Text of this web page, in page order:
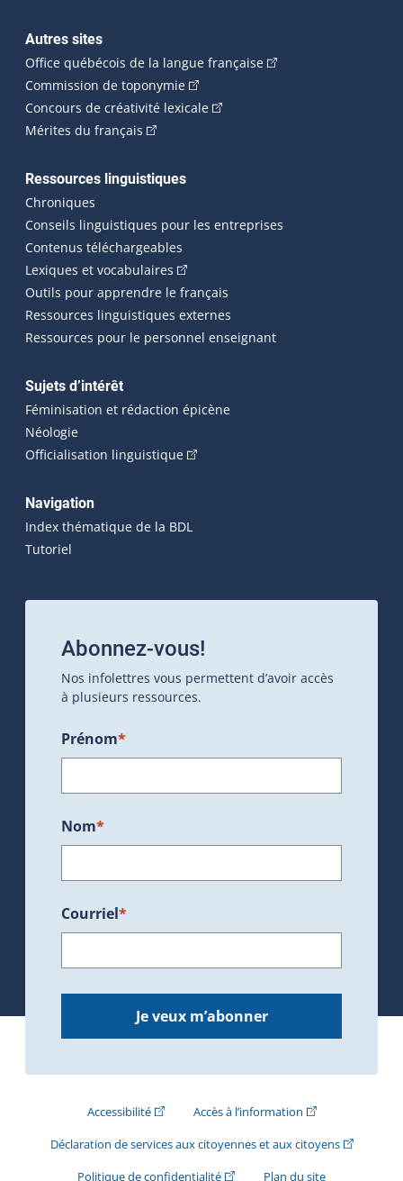
Autres sites
Office québécois de la langue française(Cet hyperlien
Commission de toponymie(Cet hyperlien externe s'ouvrira
Concours de créativité lexicale(Cet hyperlien externe
Mérites du français (Cet hyperlien externe s'ouvrira dans une
Ressources linguistiques
Chroniques
Conseils linguistiques pour les entreprises
Contenus téléchargeables
Lexiques et vocabulaires (Cet hyperlien externe s'ouvrira
Outils pour apprendre le français
Ressources linguistiques externes
Ressources pour le personnel enseignant
Sujets d’intérêt
Féminisation et rédaction épicène
Néologie
Officialisation linguistique(Cet hyperlien externe s'ouvrira
Navigation
Index thématique de la BDL
Tutoriel
Abonnez-vous!
Nos infolettres vous permettent d’avoir accès
à plusieurs ressources.
Prénom*
Nom*
Courriel*
Je veux m’abonner
Accessibilité(Cet hyperlien externe s'ouvrira dans une
Accès à l’information(Cet hyperlien
Déclaration de services aux citoyennes et aux citoyens(Cet
Politique de confidentialité(Cet hyperlien externe s'ouvrira
Plan du site